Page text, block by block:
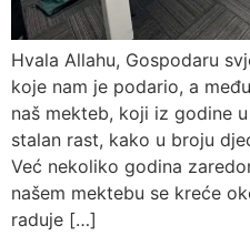
Hvala Allahu, Gospodaru
koje nam je podario, a
naš mekteb, koji iz godine
stalan rast, kako u broju
Već nekoliko godina
našem mektebu se kreće
raduje […]